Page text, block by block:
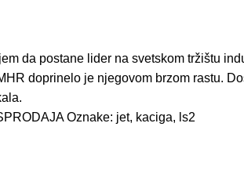
da postane lider na svetskom tržištu
doprinelo je njegovom brzom rastu.
Oznake: jet, kaciga, ls2